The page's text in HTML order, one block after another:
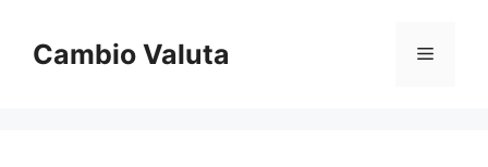
contenuto
Cambio Valuta Menu